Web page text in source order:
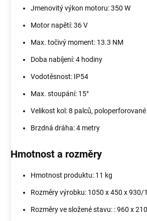
Jmenovitý výkon motoru: 350 W
Motor napětí: 36 V
Max. točivý moment: 13.3 NM
Doba nabíjení: 4 hodiny
Vodotěsnost: IP54
Max. stoupání: 15°
Velikost kol: 8 palců,
Brzdná dráha: 4 metry
Hmotnost a rozměry
Hmotnost produktu: 11 kg
Rozměry výrobku: 1050 x 450 x
Rozměry ve složené stavu: : 960 x